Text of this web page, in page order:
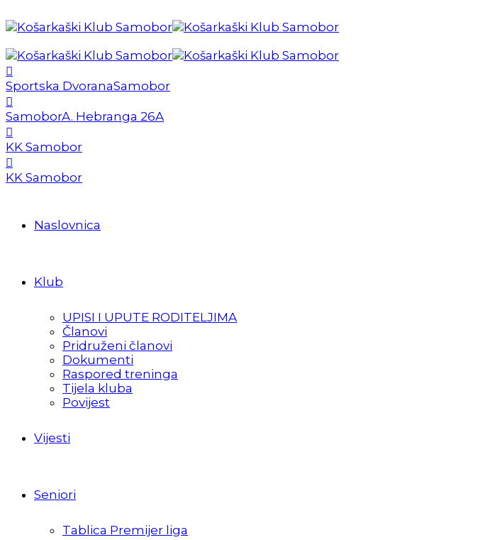
Sportska DvoranaSamobor
SamoborA. Hebranga 26A
KK Samobor
KK Samobor
Naslovnica
Klub
UPISI I UPUTE RODITELJIMA
Članovi
Pridruženi članovi
Dokumenti
Raspored treninga
Tijela kluba
Povijest
Vijesti
Seniori
Tablica Premijer liga